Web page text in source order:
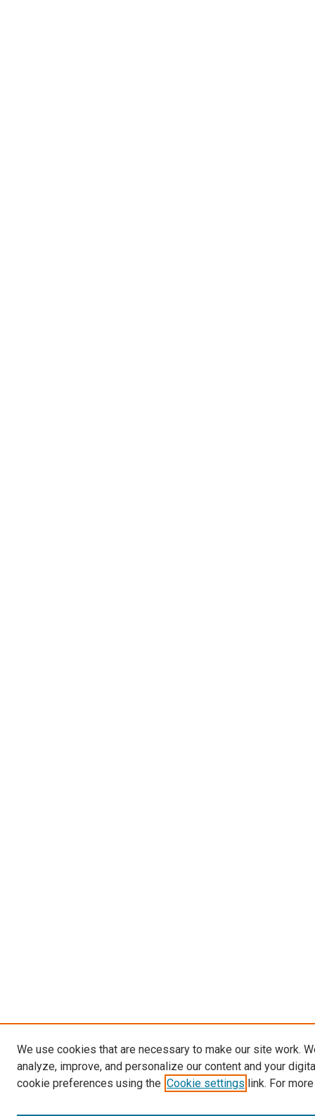
We use cookies that are necessary to make our site work.
analyze, improve, and personalize our content and your
cookie preferences using the Cookie settings link. For